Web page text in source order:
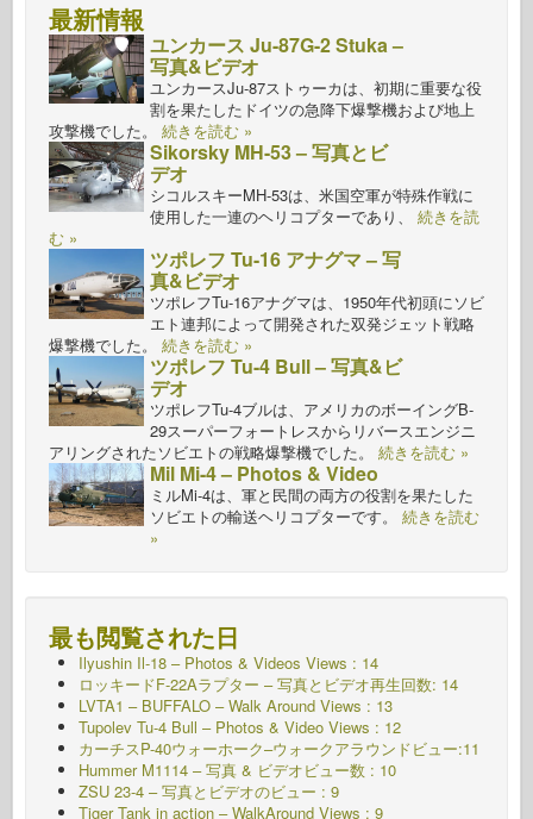
最新情報
ユンカース Ju-87G-2 Stuka –
写真&ビデオ
ユンカースJu-87ストゥーカは、初期に重要な役
割を果たしたドイツの急降下爆撃機および地上
攻撃機でした。 続きを読む »
Sikorsky MH-53 – 写真とビ
デオ
シコルスキーMH-53は、米国空軍が特殊作戦に
使用した一連のヘリコプターであり、 続きを読
む »
ツポレフ Tu-16 アナグマ – 写
真&ビデオ
ツポレフTu-16アナグマは、1950年代初頭にソビ
エト連邦によって開発された双発ジェット戦略
爆撃機でした。 続きを読む »
ツポレフ Tu-4 Bull – 写真&ビ
デオ
ツポレフTu-4ブルは、アメリカのボーイングB-
29スーパーフォートレスからリバースエンジニ
アリングされたソビエトの戦略爆撃機でした。 続きを読む »
Mil Mi-4 – Photos & Video
ミルMi-4は、軍と民間の両方の役割を果たした
ソビエトの輸送ヘリコプターです。 続きを読む
»
最も閲覧された日
Ilyushin Il-18 – Photos & Videos Views : 14
ロッキードF-22Aラプター – 写真とビデオ再生回数: 14
LVTA1 – BUFFALO – Walk Around Views : 13
Tupolev Tu-4 Bull – Photos & Video Views : 12
カーチスP-40ウォーホーク–ウォークアラウンドビュー:11
Hummer M1114 – 写真 & ビデオビュー数 : 10
ZSU 23-4 – 写真とビデオのビュー : 9
Tiger Tank in action – WalkAround Views : 9